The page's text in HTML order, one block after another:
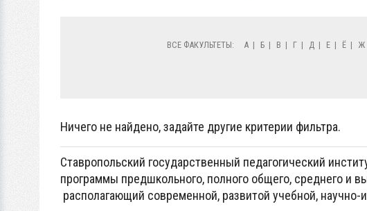
ВСЕ ФАКУЛЬТЕТЫ: А | Б | В | Г | Д | Е | Ё | Ж
Ничего не найдено, задайте другие критерии фильтра.
Ставропольский государственный педагогический
программы предшкольного, полного общего, среднего и
располагающий современной, развитой учебной, научно-